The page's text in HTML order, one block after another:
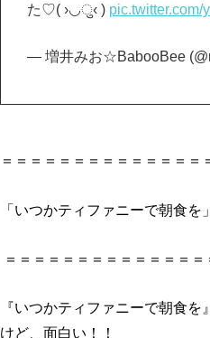
た♡( ›◡ु‹ ) pic.twitter.com/
— 増井みお☆BabooBee
＝＝＝＝＝＝＝＝＝＝＝＝＝＝
「いつかティファニーで朝食を 」
＝＝＝＝＝＝＝＝＝＝＝＝＝＝
『いつかティファニーで朝食を 』
けど、 面白い ！！